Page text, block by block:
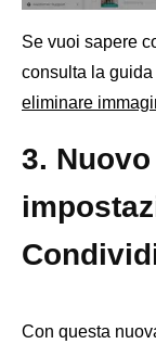
Se vuoi sapere
consulta la
eliminare
3.
Con questa